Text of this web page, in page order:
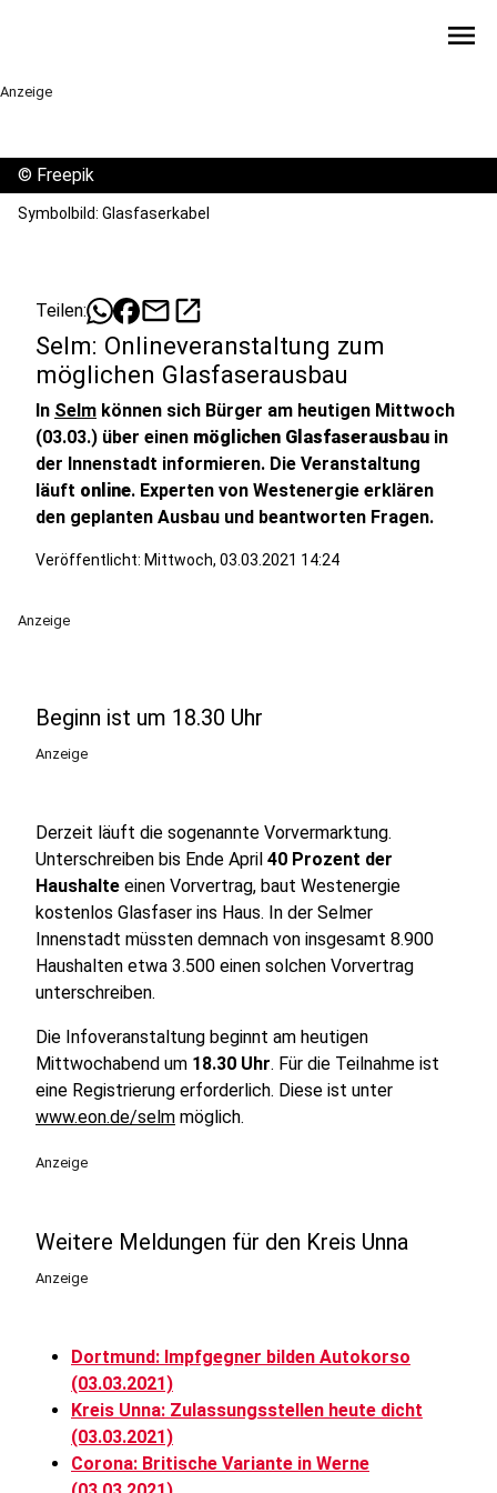
menu
Anzeige
© Freepik
Symbolbild: Glasfaserkabel
Teilen: mailopen_in_new
Selm: Onlineveranstaltung zum
möglichen Glasfaserausbau
In Selm können sich Bürger am heutigen Mittwoch
(03.03.) über einen möglichen Glasfaserausbau in
der Innenstadt informieren. Die Veranstaltung
läuft online. Experten von Westenergie erklären
den geplanten Ausbau und beantworten Fragen.
Veröffentlicht: Mittwoch, 03.03.2021 14:24
Anzeige
Beginn ist um 18.30 Uhr
Anzeige
Derzeit läuft die sogenannte Vorvermarktung.
Unterschreiben bis Ende April 40 Prozent der
Haushalte einen Vorvertrag, baut Westenergie
kostenlos Glasfaser ins Haus. In der Selmer
Innenstadt müssten demnach von insgesamt 8.900
Haushalten etwa 3.500 einen solchen Vorvertrag
unterschreiben.
Die Infoveranstaltung beginnt am heutigen
Mittwochabend um 18.30 Uhr. Für die Teilnahme ist
eine Registrierung erforderlich. Diese ist unter
www.eon.de/selm möglich.
Anzeige
Weitere Meldungen für den Kreis Unna
Anzeige
Dortmund: Impfgegner bilden Autokorso
(03.03.2021)
Kreis Unna: Zulassungsstellen heute dicht
(03.03.2021)
Corona: Britische Variante in Werne